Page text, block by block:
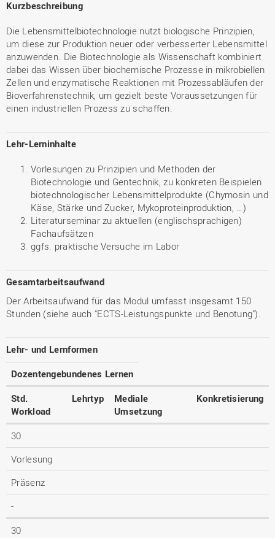
Kurzbeschreibung
Die Lebensmittelbiotechnologie nutzt biologische Prinzipien,
um diese zur Produktion neuer oder verbesserter Lebensmittel
anzuwenden. Die Biotechnologie als Wissenschaft kombiniert
dabei das Wissen über biochemische Prozesse in mikrobiellen
Zellen und enzymatische Reaktionen mit Prozessabläufen der
Bioverfahrenstechnik, um gezielt beste Voraussetzungen für
einen industriellen Prozess zu schaffen.
Lehr-Lerninhalte
Vorlesungen zu Prinzipien und Methoden der
Biotechnologie und Gentechnik, zu konkreten Beispielen
biotechnologischer Lebensmittelprodukte (Chymosin und
Käse, Stärke und Zucker, Mykoproteinproduktion, …)
Literaturseminar zu aktuellen (englischsprachigen)
Fachaufsätzen
ggfs. praktische Versuche im Labor
Gesamtarbeitsaufwand
Der Arbeitsaufwand für das Modul umfasst insgesamt 150
Stunden (siehe auch "ECTS-Leistungspunkte und Benotung").
Lehr- und Lernformen
Dozentengebundenes Lernen
Std.
Workload
Lehrtyp
Mediale
Umsetzung
Konkretisierung
30
Vorlesung
Präsenz
-
30